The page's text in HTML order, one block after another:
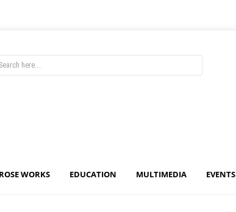
WORKS EDUCATION MULTIMEDIA EVENTS